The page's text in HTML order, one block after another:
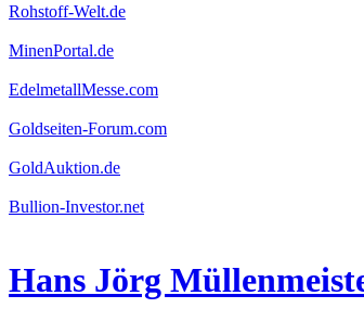
Rohstoff-Welt.de
MinenPortal.de
EdelmetallMesse.com
Goldseiten-Forum.com
GoldAuktion.de
Bullion-Investor.net
Hans Jörg